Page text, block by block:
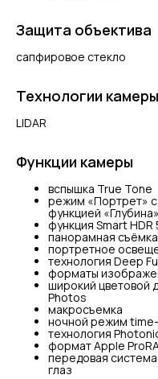
Защита объектива
сапфировое стекло
Технологии камеры
LIDAR
Функции камеры
вспышка True Tone
режим «Портрет»
функцией «Глубина»
функция Smart HDR
панорамная съёмка
портретное
технология Deep
форматы
широкий цветовой
Photos
макросъемка
ночной режим
технология
формат Apple
передовая
глаз